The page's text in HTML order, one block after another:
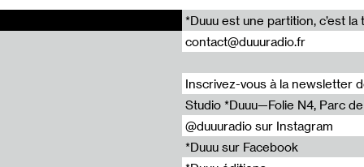
#2 : Collectif Ding ding dong
*Duuu est une partition, c’est
contact@duuuradio.fr
Inscrivez-vous à la newsletter
Studio *Duuu—Folie N4, Parc
@duuuradio sur Instagram
*Duuu sur Facebook